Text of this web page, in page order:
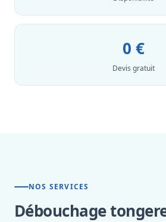
0 €
Devis gratuit
NOS SERVICES
Débouchage